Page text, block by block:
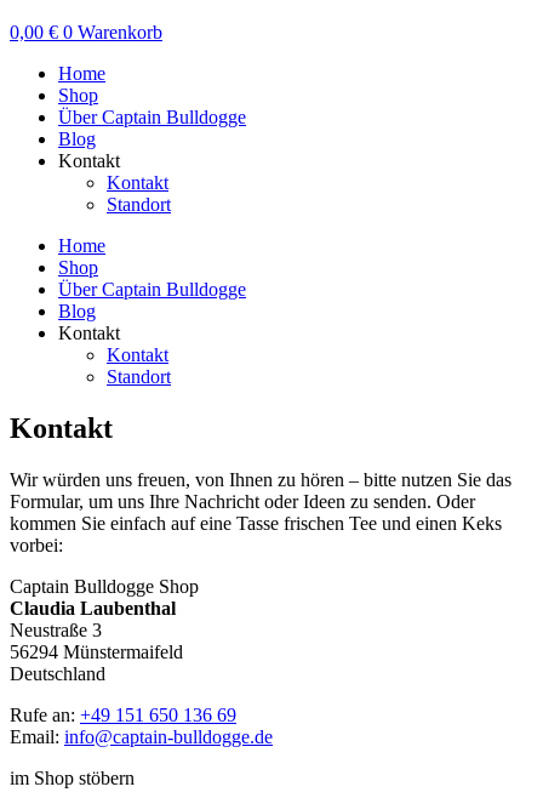
0,00 € 0 Warenkorb
Home
Shop
Über Captain Bulldogge
Blog
Kontakt
Kontakt
Standort
Home
Shop
Über Captain Bulldogge
Blog
Kontakt
Kontakt
Standort
Kontakt
Wir würden uns freuen, von Ihnen zu hören – bitte nutzen Sie das
Formular, um uns Ihre Nachricht oder Ideen zu senden. Oder
kommen Sie einfach auf eine Tasse frischen Tee und einen Keks
vorbei:
Captain Bulldogge Shop
Claudia Laubenthal
Neustraße 3
56294 Münstermaifeld
Deutschland
Rufe an: +49 151 650 136 69
Email: info@captain-bulldogge.de
im Shop stöbern